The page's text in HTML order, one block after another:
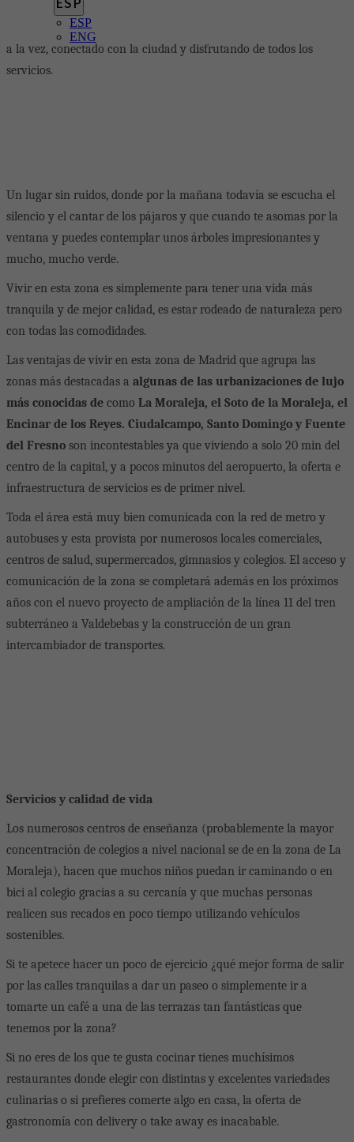
ESP
ENG
y encaje con la prolongación del Paseo de la Castellana, supone a
la vez residir en un lugar tranquilo y rodeado de naturaleza pero
a la vez, conectado con la ciudad y disfrutando de todos los
servicios.
Un lugar sin ruidos, donde por la mañana todavía se escucha el
silencio y el cantar de los pájaros y que cuando te asomas por la
ventana y puedes contemplar unos árboles impresionantes y
mucho, mucho verde.
Vivir en esta zona es simplemente para tener una vida más
tranquila y de mejor calidad, es estar rodeado de naturaleza pero
con todas las comodidades.
Las ventajas de vivir en esta zona de Madrid que agrupa las
zonas más destacadas a algunas de las urbanizaciones de lujo
más conocidas de como La Moraleja, el Soto de la Moraleja, el
Encinar de los Reyes. Ciudalcampo, Santo Domingo y Fuente
del Fresno son incontestables ya que viviendo a solo 20 min del
centro de la capital, y a pocos minutos del aeropuerto, la oferta e
infraestructura de servicios es de primer nivel.
Toda el área está muy bien comunicada con la red de metro y
autobuses y esta provista por numerosos locales comerciales,
centros de salud, supermercados, gimnasios y colegios. El acceso y
comunicación de la zona se completará además en los próximos
años con el nuevo proyecto de ampliación de la línea 11 del tren
subterráneo a Valdebebas y la construcción de un gran
intercambiador de transportes.
Servicios y calidad de vida
Los numerosos centros de enseñanza (probablemente la mayor
concentración de colegios a nivel nacional se de en la zona de La
Moraleja), hacen que muchos niños puedan ir caminando o en
bici al colegio gracias a su cercanía y que muchas personas
realicen sus recados en poco tiempo utilizando vehículos
sostenibles.
Si te apetece hacer un poco de ejercicio ¿qué mejor forma de salir
por las calles tranquilas a dar un paseo o simplemente ir a
tomarte un café a una de las terrazas tan fantásticas que
tenemos por la zona?
Si no eres de los que te gusta cocinar tienes muchísimos
restaurantes donde elegir con distintas y excelentes variedades
culinarias o si prefieres comerte algo en casa, la oferta de
gastronomía con delivery o take away es inacabable.